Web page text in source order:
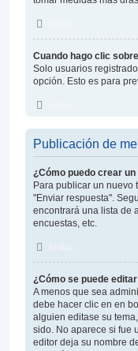
Cuando hago clic
Solo usuarios
opción. Esto es para
Publicación de
¿Cómo puedo crear
Para publicar un nuevo
"Enviar respuesta".
encontrará una lista de
encuestas, etc.
¿Cómo se puede
A menos que sea
debe hacer clic en en
alguien editase su
sido. No aparece si fue
editor deja su nombre